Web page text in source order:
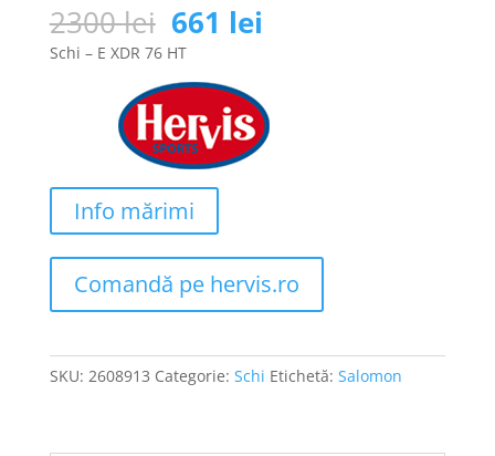
2300lei Prețul
inițial
a
fost:
2300 lei.
661 lei
661 lei.
Schi – E XDR 76 HT
Info mărimi
Comandă pe hervis.ro
SKU: 2608913 Categorie: Schi Etichetă: Salomon